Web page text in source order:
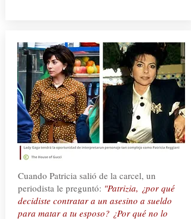
Cuando Patricia salió de la carcel, un
periodista le preguntó: "Patrizia, ¿por qué
decidiste contratar a un asesino a sueldo
para matar a tu esposo? ¿Por qué no lo